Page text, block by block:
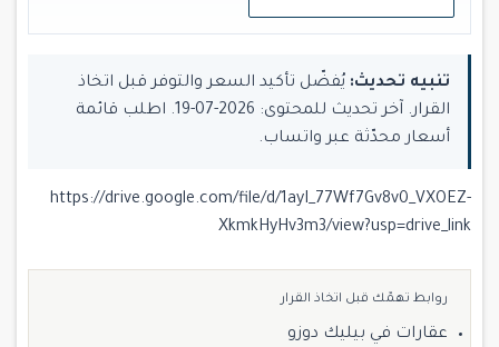
تنبيه تحديث: يُفضّل تأكيد السعر والتوفر قبل اتخاذ
القرار. آخر تحديث للمحتوى: 2026-07-19. اطلب قائمة
أسعار محدّثة عبر واتساب.
https://drive.google.com/file/d/1ayI_77Wf7Gv8v0_VXOEZ-
XkmkHyHv3m3/view?usp=drive_link
روابط تهمّك قبل اتخاذ القرار
عقارات في بيليك دوزو